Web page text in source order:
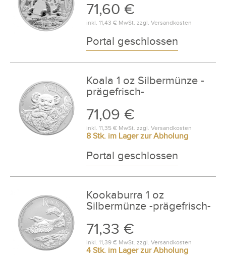
71,60 €
inkl. 11,43 €MwSt. zzgl. Versandkosten
Portal geschlossen
Koala 1 oz Silbermünze -
prägefrisch-
71,09 €
inkl. 11,35 €MwSt. zzgl. Versandkosten
8 Stk. im Lager zur Abholung
Portal geschlossen
Kookaburra 1 oz
Silbermünze -prägefrisch-
71,33 €
inkl. 11,39 €MwSt. zzgl. Versandkosten
4 Stk. im Lager zur Abholung